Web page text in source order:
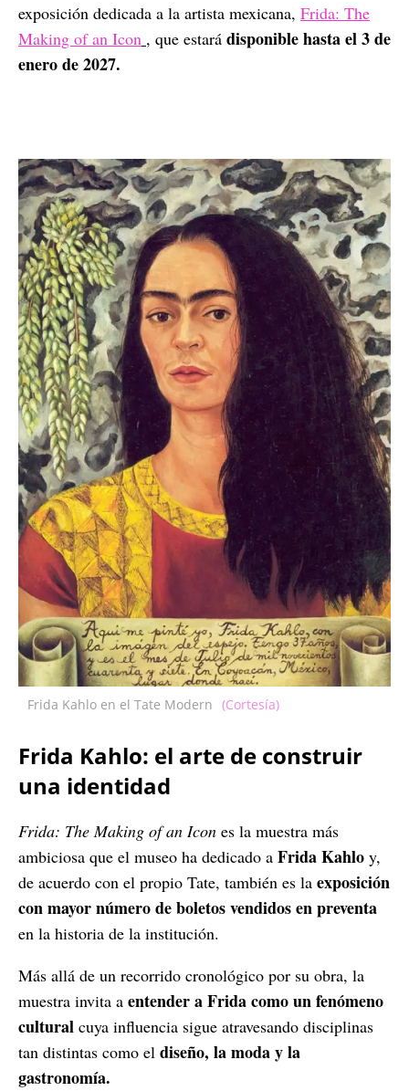
exposición dedicada a la artista mexicana, Frida: The
Making of an Icon , que estará disponible hasta el 3 de
enero de 2027.
Frida Kahlo en el Tate Modern (Cortesía)
Frida Kahlo: el arte de construir
una identidad
Frida: The Making of an Icon es la muestra más
ambiciosa que el museo ha dedicado a Frida Kahlo y,
de acuerdo con el propio Tate, también es la exposición
con mayor número de boletos vendidos en preventa
en la historia de la institución.
Más allá de un recorrido cronológico por su obra, la
muestra invita a entender a Frida como un fenómeno
cultural cuya influencia sigue atravesando disciplinas
tan distintas como el diseño, la moda y la
gastronomía.